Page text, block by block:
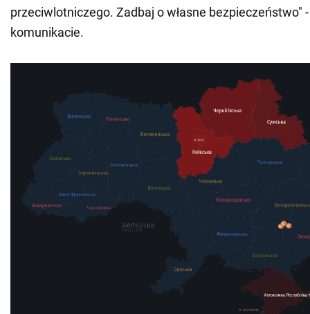
przeciwlotniczego. Zadbaj o własne bezpieczeństwo"
komunikacie.